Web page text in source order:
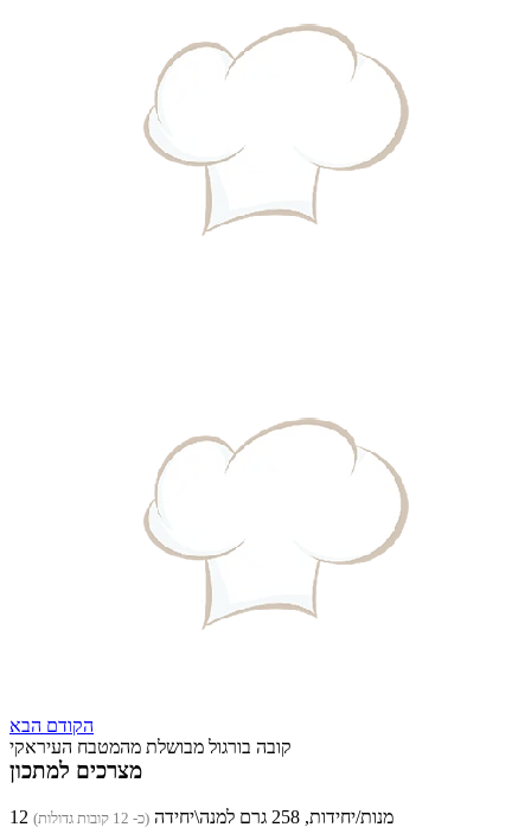
הקודם הבא
קובה בורגול מבושלת מהמטבח העיראקי
מצרכים למתכון
12 מנות/יחידות, 258 גרם למנה\יחידה (כ- 12 קובות גדולות)